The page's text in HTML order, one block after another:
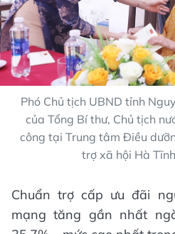
Phó Chủ tịch UBND tỉnh
của Tổng Bí thư, Chủ tịch
công tại Trung tâm Điều
trợ xã hội Hà
Chuẩn trợ cấp ưu đãi
mạng tăng gần nhất